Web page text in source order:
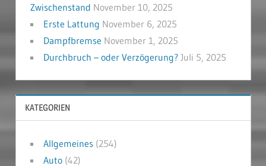
Zwischenstand November 10, 2025
Erste Lattung November 6, 2025
Dampfbremse November 1, 2025
Durchbruch – oder Verzögerung? Juli 5, 2025
KATEGORIEN
Allgemeines(254)
Auto(42)